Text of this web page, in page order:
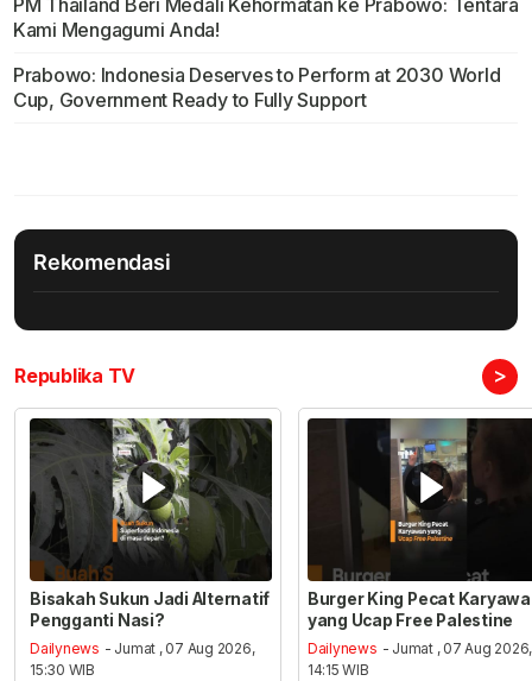
PM Thailand Beri Medali Kehormatan ke Prabowo: Tentara
Kami Mengagumi Anda!
Prabowo: Indonesia Deserves to Perform at 2030 World
Cup, Government Ready to Fully Support
Rekomendasi
Republika TV >
Bisakah Sukun Jadi Alternatif
Pengganti Nasi?
Dailynews - Jumat , 07 Aug 2026,
15:30 WIB
Burger King Pecat
yang Ucap Free Palestine
Dailynews - Jumat , 07 Aug 2026,
14:15 WIB